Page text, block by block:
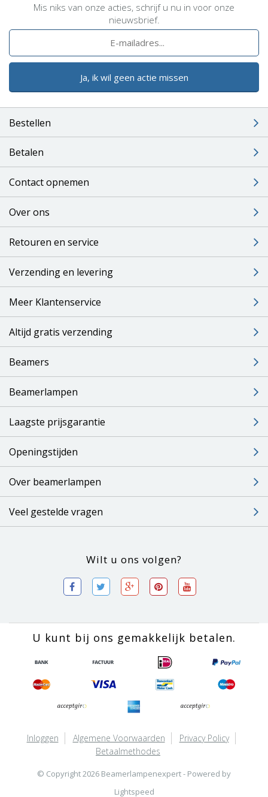
Mis niks van onze acties, schrijf u nu in voor onze
nieuwsbrief.
Ja, ik wil geen actie missen
Bestellen
Betalen
Contact opnemen
Over ons
Retouren en service
Verzending en levering
Meer Klantenservice
Altijd gratis verzending
Beamers
Beamerlampen
Laagste prijsgarantie
Openingstijden
Over beamerlampen
Veel gestelde vragen
Wilt u ons volgen?
U kunt bij ons gemakkelijk betalen.
Inloggen Algemene Voorwaarden
Privacy Policy
Betaalmethodes
© Copyright 2026 Beamerlampenexpert - Powered by
Lightspeed